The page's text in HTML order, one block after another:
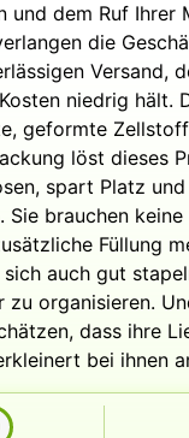
und dem Ruf Ihrer
die
Versand,
niedrig hält.
geformte
löst dieses
spart Platz
Sie brauchen
Füllung
sich auch gut
zu organisieren.
dass ihre
bei ihnen